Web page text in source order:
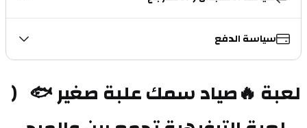
سياسة الدفع